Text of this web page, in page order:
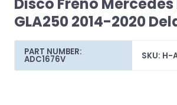
Disco Freno Mercedes
GLA250 2014-2020
PART NUMBER:
ADC1676V SKU: H-